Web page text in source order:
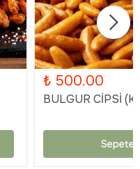
₺ 500.00
BULGUR CİPSİ
Sepete